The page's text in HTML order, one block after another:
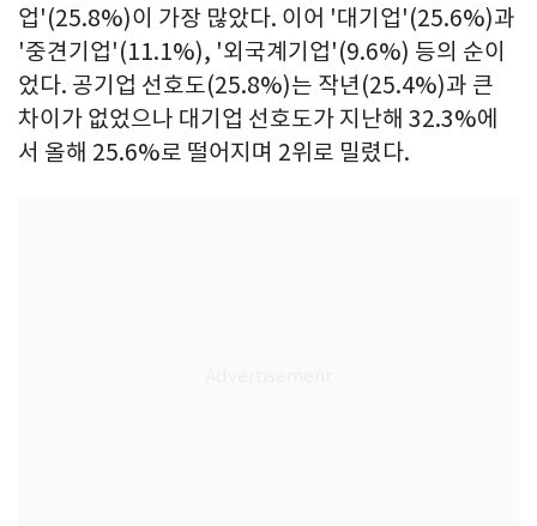
업'(25.8%)이 가장 많았다. 이어 '대기업'(25.6%)과
'중견기업'(11.1%), '외국계기업'(9.6%) 등의 순이
었다. 공기업 선호도(25.8%)는 작년(25.4%)과 큰
차이가 없었으나 대기업 선호도가 지난해 32.3%에
서 올해 25.6%로 떨어지며 2위로 밀렸다.